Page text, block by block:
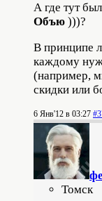
А где тут
Объю )))?
В принципе
каждому
(например,
скидки или
6 Янв'12 в 03:27
Томск